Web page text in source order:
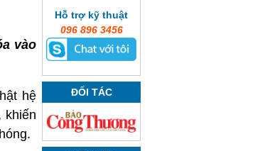
vào
hệ
khiến
Hỗ trợ kỹ thuật
096 896 3456
ĐỐI TÁC